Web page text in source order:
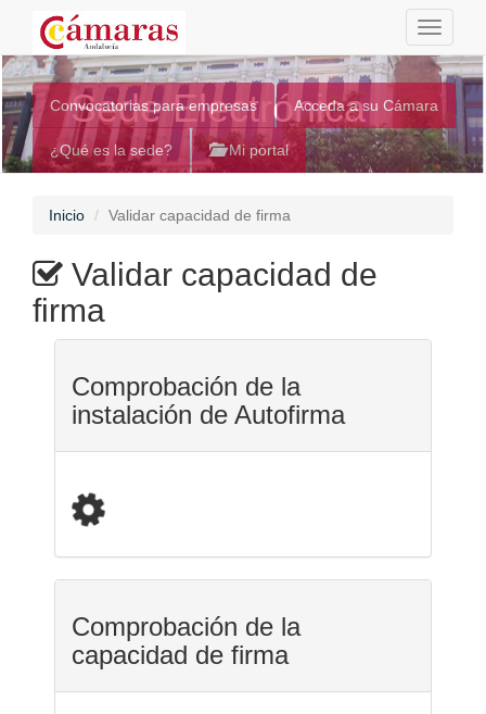
Toggle
Sede Electrónica
Convocatorias para empresas Acceda a su Cámara
¿Qué es la sede? Mi portal
Inicio Validar capacidad de firma
Validar capacidad de
firma
Comprobación de la
instalación de Autofirma
Comprobación de la
capacidad de firma